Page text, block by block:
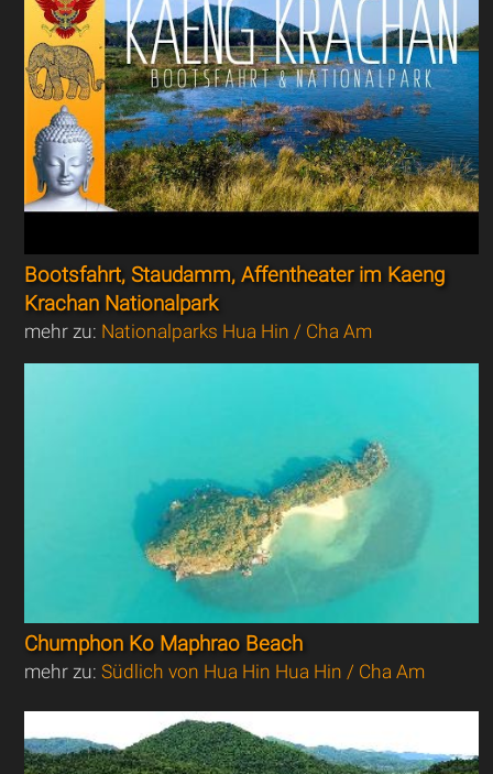
Bootsfahrt, Staudamm, Affentheater im Kaeng
Krachan Nationalpark
mehr zu: Nationalparks Hua Hin / Cha Am
Chumphon Ko Maphrao Beach
mehr zu:Südlich von Hua Hin Hua Hin / Cha Am